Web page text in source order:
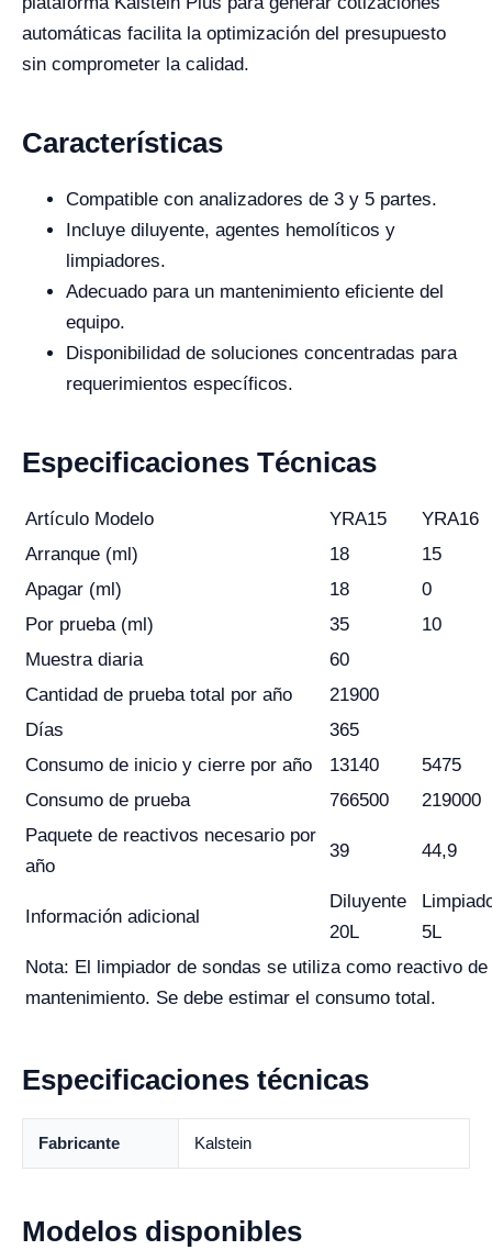
automáticas facilita la optimización del presupuesto
sin comprometer la calidad.
Características
Compatible con analizadores de 3 y 5 partes.
Incluye diluyente, agentes hemolíticos y
limpiadores.
Adecuado para un mantenimiento eficiente del
equipo.
Disponibilidad de soluciones concentradas para
requerimientos específicos.
Especificaciones Técnicas
Artículo Modelo YRA15
YRA16
Arranque (ml)
18
15
Apagar (ml)
18
0
Por prueba (ml)
35
10
Muestra diaria
60
Cantidad de prueba total por año
21900
Días
365
Consumo de inicio y cierre por año
13140
5475
Consumo de prueba
766500
219000
Paquete de reactivos necesario por
año
39 44,9
Información adicional
Diluyente
20L
5L
Nota: El limpiador de sondas se utiliza como reactivo de
mantenimiento. Se debe estimar el consumo total.
Especificaciones técnicas
Fabricante Kalstein
Modelos disponibles